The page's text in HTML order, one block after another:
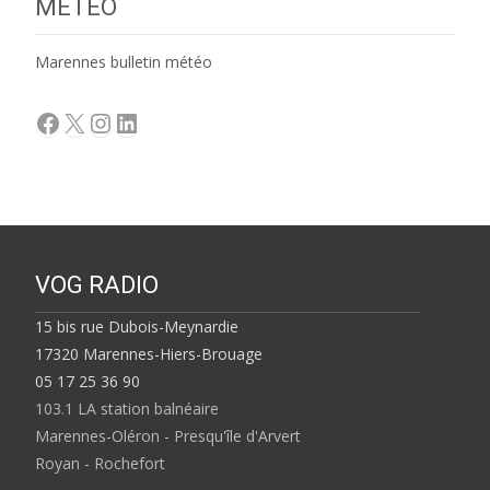
MÉTÉO
Marennes bulletin météo
Facebook
X Instagram
LinkedIn
VOG RADIO
15 bis rue Dubois-Meynardie
17320 Marennes-Hiers-Brouage
05 17 25 36 90
103.1 LA station balnéaire
Marennes-Oléron - Presqu'île d'Arvert
Royan - Rochefort